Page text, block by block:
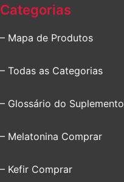
Categorias
– Mapa de Produtos
– Todas as Categorias
– Glossário do Suplemento
– Melatonina Comprar
– Kefir Comprar